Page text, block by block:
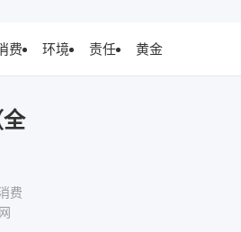
费 环境 责任 黄金
费